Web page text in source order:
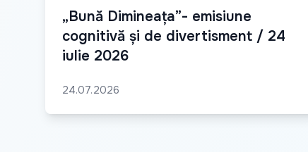
„Bună Dimineața”- emisiune
cognitivă și de divertisment / 24
iulie 2026
24.07.2026